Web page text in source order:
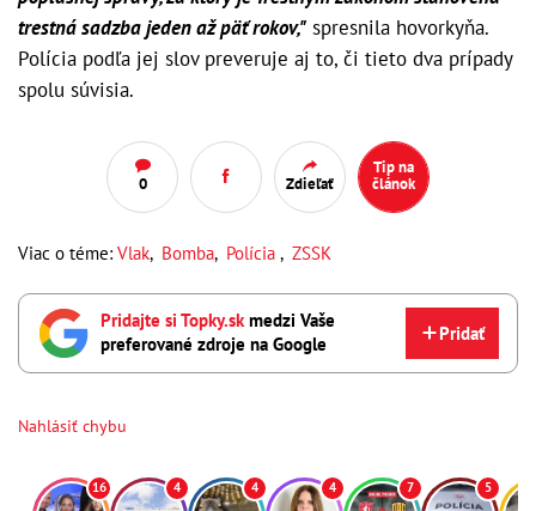
trestná sadzba jeden až päť rokov," spresnila hovorkyňa.
Polícia podľa jej slov preveruje aj to, či tieto dva prípady
spolu súvisia.
0 Zdieľať
Tip na
článok
Viac o téme: Vlak, Bomba, Polícia , ZSSK
Pridajte si Topky.skmedzi Vaše
preferované zdroje na Google
Pridať
Nahlásiť chybu
16 4 4 4 7 5